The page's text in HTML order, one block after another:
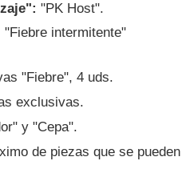
"PK Host".
"Fiebre intermitente"
"Fiebre", 4 uds.
exclusivas.
y "Cepa".
de piezas que se pueden